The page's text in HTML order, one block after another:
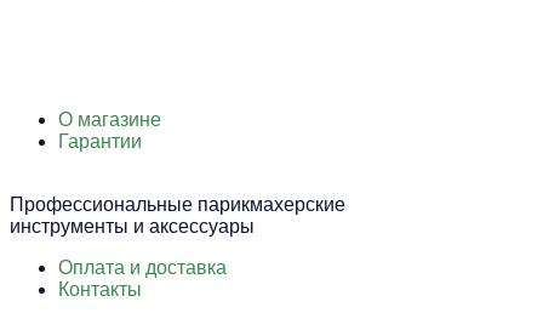
О магазине
Гарантии
Профессиональные парикмахерские
инструменты и аксессуары
Оплата и доставка
Контакты